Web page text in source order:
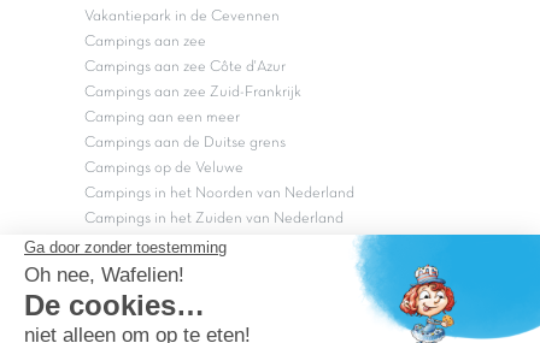
Vakantiepark in de Cevennen
Campings aan zee
Campings aan zee Côte d'Azur
Campings aan zee Zuid-Frankrijk
Camping aan een meer
Campings aan de Duitse grens
Campings op de Veluwe
Campings in het Noorden van Nederland
Campings in het Zuiden van Nederland
Copyright Capfun 2026 ©
Bij Capfun solliciteren
Veelgestelde vragen